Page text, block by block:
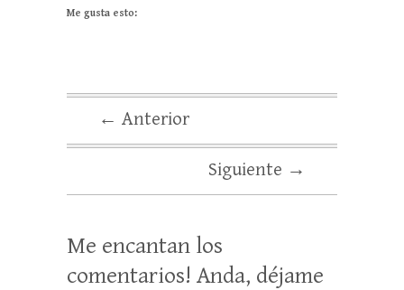
Me gusta esto:
← Anterior
Siguiente →
Me encantan los
comentarios! Anda, déjame